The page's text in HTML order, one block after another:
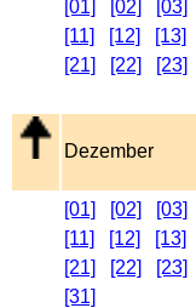
[01] [02] [03]
[11]
[12] [13]
[21]
[22] [23]
Dezember
[01] [02] [03]
[11]
[12] [13]
[21]
[22] [23]
[31]